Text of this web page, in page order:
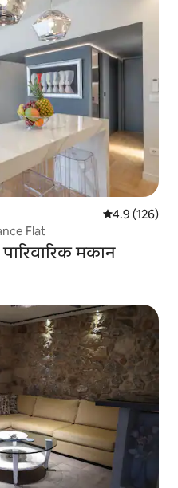
औसत रेटिंग 5 में
4.9 (126)
Flat
मकान